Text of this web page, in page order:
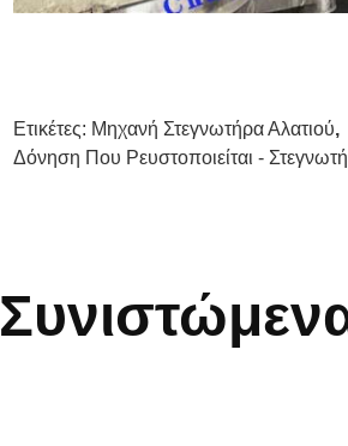
Ετικέτες: Μηχανή Στεγνωτήρα Αλατιού,
Δόνηση Που Ρευστοποιείται -